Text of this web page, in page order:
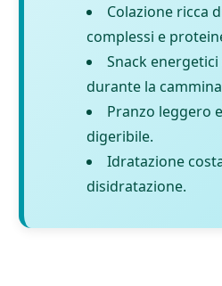
Colazione ricca
complessi e
Snack
durante la
Pranzo leggero
digeribile.
Idratazione
disidratazione.